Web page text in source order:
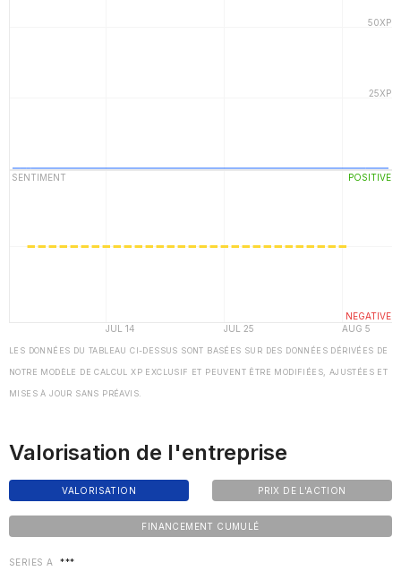
LES DONNÉES DU TABLEAU CI-DESSUS SONT BASÉES SUR DES DONNÉES DÉRIVÉES DE
NOTRE MODÈLE DE CALCUL XP EXCLUSIF ET PEUVENT ÊTRE MODIFIÉES, AJUSTÉES ET
MISES À JOUR SANS PRÉAVIS.
Valorisation de l'entreprise
VALORISATION PRIX DE L'ACTION
FINANCEMENT CUMULÉ
SERIES A ***